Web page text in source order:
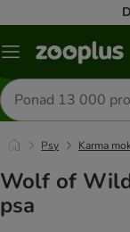
Menu
Szukaj
produktów
Psy Karma
Wolf of
psa